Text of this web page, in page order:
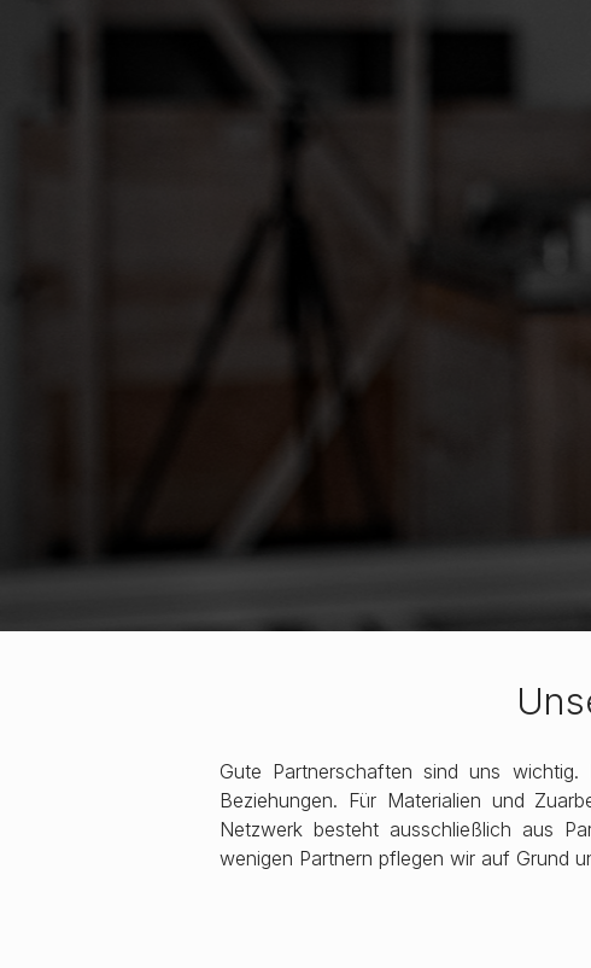
Gute Partnerschaften sind uns
Beziehungen. Für Materialien und
Netzwerk besteht ausschließlich aus
wenigen Partnern pflegen wir auf Grund